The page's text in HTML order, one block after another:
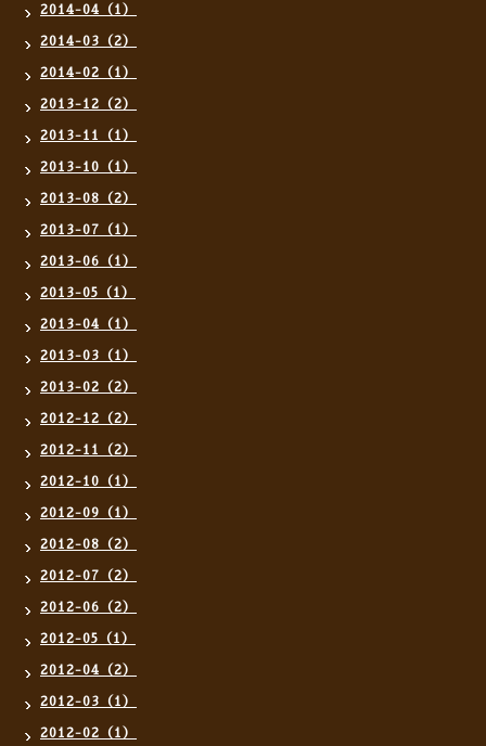
2014-04（1）
2014-03（2）
2014-02（1）
2013-12（2）
2013-11（1）
2013-10（1）
2013-08（2）
2013-07（1）
2013-06（1）
2013-05（1）
2013-04（1）
2013-03（1）
2013-02（2）
2012-12（2）
2012-11（2）
2012-10（1）
2012-09（1）
2012-08（2）
2012-07（2）
2012-06（2）
2012-05（1）
2012-04（2）
2012-03（1）
2012-02（1）